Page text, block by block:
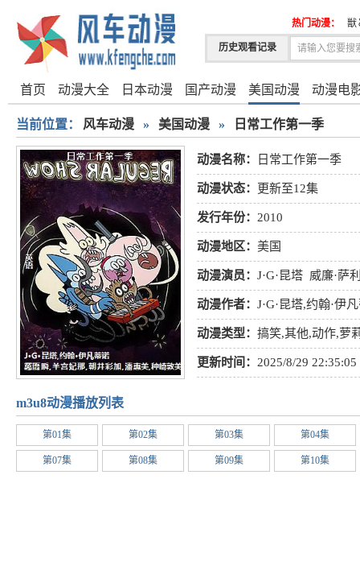
历史观看记录
热门动漫： 獣
首页 动漫大全 日本动漫 国产动漫 美国动漫 动漫电
当前位置： 风车动漫 » 美国动漫 » 日常工作第一季
动漫名称： 日常工作第一季
动漫状态： 更新至12集
发行年份： 2010
动漫地区： 美国
动漫演员： J·G·昆塔 威廉·萨
杰·克莱格·史密斯 珍妮·哈达
动漫作者： J·G·昆塔,约翰·伊
动漫类型： 搞笑,其他,动作,萝
更新时间： 2025/8/29 22:35:05
m3u8动漫播放列表
第01集 第02集 第03集 第04集
第07集 第08集 第09集 第10集